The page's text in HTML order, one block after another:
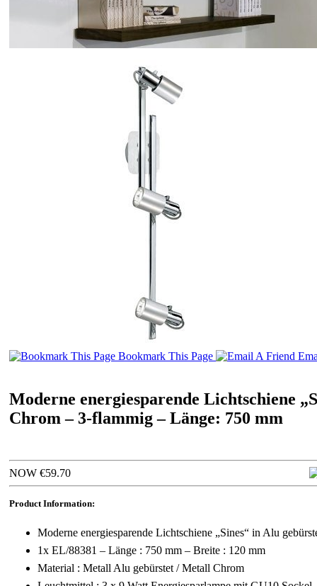
Bookmark This Page
Moderne energiesparende Lichtschiene
Chrom – 3-flammig – Länge: 750 mm
NOW €59.70
Product Information:
Moderne energiesparende Lichtschiene „Sines“ in Alu
1x EL/88381 – Länge : 750 mm – Breite : 120 mm
Material : Metall Alu gebürstet / Metall Chrom